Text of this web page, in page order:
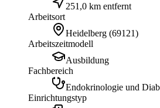
251,0 km entfernt
Arbeitsort
Heidelberg (69121)
Arbeitszeitmodell
Ausbildung
Fachbereich
Endokrinologie und
Einrichtungstyp